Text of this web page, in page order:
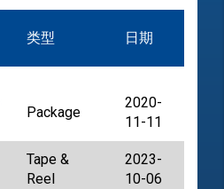
类型 日期
Package
2020-
11-11
Tape &
Reel
2023-
10-06